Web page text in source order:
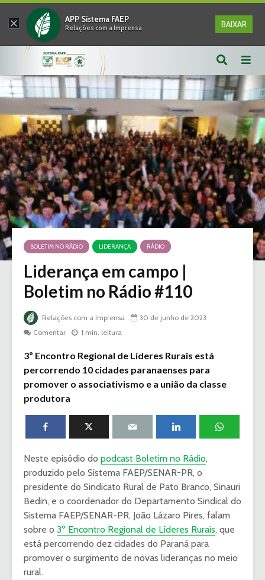
× APP Sistema FAEP
Relações com a Imprensa BAIXAR
BOLETIM NO RÁDIO LIDERANÇA RÁDIO
Liderança em campo |
Boletim no Rádio #110
Relações com a Imprensa
30 de junho de 2023
Comentar
1 min. leitura
3º Encontro Regional de Líderes Rurais está
percorrendo 10 cidades paranaenses para
promover o associativismo e a união da classe
produtora
Neste episódio do podcast Boletim no Rádio,
produzido pelo Sistema FAEP/SENAR-PR, o
presidente do Sindicato Rural de Pato Branco, Sinauri
Bedin, e o coordenador do Departamento Sindical do
Sistema FAEP/SENAR-PR, João Lázaro Pires, falam
sobre o 3º Encontro Regional de Líderes Rurais, que
está percorrendo dez cidades do Paraná para
promover o surgimento de novas lideranças no meio
rural.